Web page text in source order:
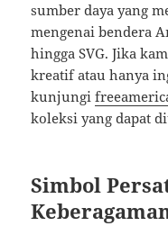
sumber daya yang
mengenai bendera
hingga SVG. Jika
kreatif atau hanya
kunjungi
koleksi yang dapat
Simbol